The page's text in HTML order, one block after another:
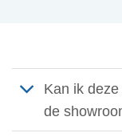
Kan ik
de